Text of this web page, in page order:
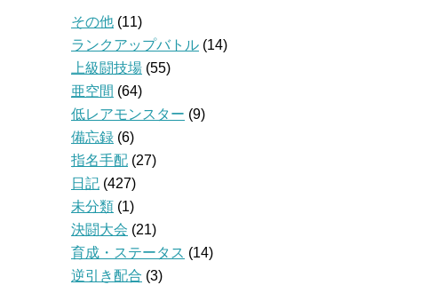
その他 (11)
ランクアップバトル (14)
上級闘技場 (55)
亜空間 (64)
低レアモンスター (9)
備忘録 (6)
指名手配 (27)
日記 (427)
未分類 (1)
決闘大会 (21)
育成・ステータス (14)
逆引き配合 (3)